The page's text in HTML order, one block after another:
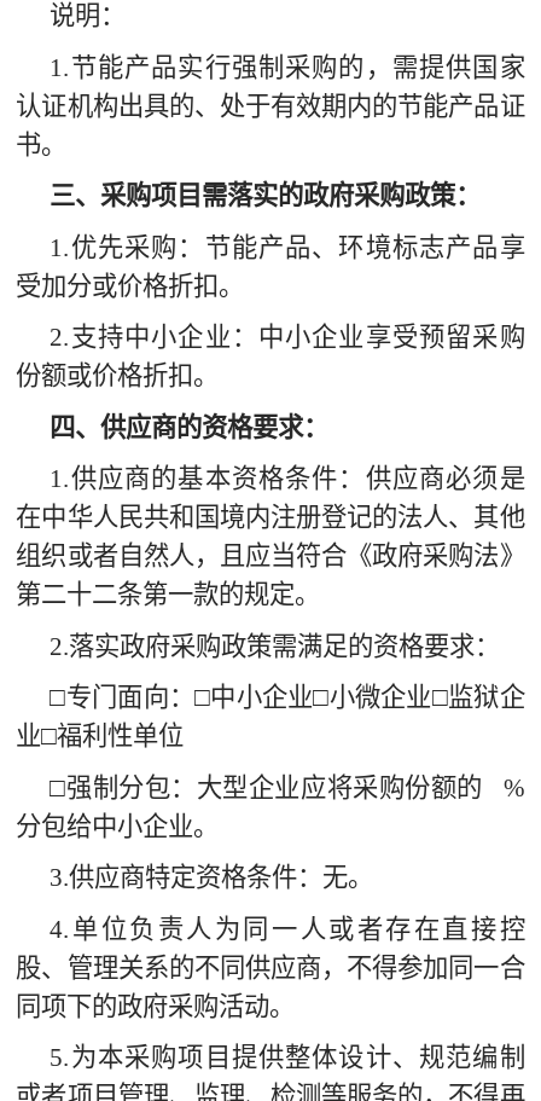
说明：
1.节能产品实行强制采购的，需提供国家
认证机构出具的、处于有效期内的节能产品证
书。
三、采购项目需落实的政府采购政策：
1.优先采购：节能产品、环境标志产品享
受加分或价格折扣。
2.支持中小企业：中小企业享受预留采购
份额或价格折扣。
四、供应商的资格要求：
1.供应商的基本资格条件：供应商必须是
在中华人民共和国境内注册登记的法人、其他
组织或者自然人，且应当符合《政府采购法》
第二十二条第一款的规定。
2.落实政府采购政策需满足的资格要求：
□专门面向：□中小企业□小微企业□监狱企
业□福利性单位
□强制分包：大型企业应将采购份额的
%
分包给中小企业。
3.供应商特定资格条件：无。
4. 单位负责人为同一人或者存在直接控
股、管理关系的不同供应商，不得参加同一合
同项下的政府采购活动。
5.为本采购项目提供整体设计、规范编制